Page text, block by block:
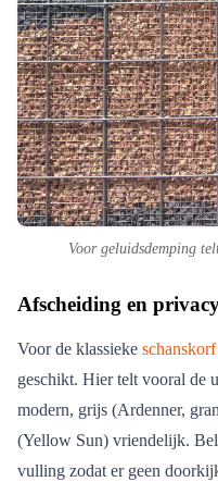
Voor geluidsdemping
Afscheiding en
Voor de klassieke
geschikt. Hier telt vooral de
modern, grijs (Ardenner,
(Yellow Sun) vriendelijk.
vulling zodat er geen